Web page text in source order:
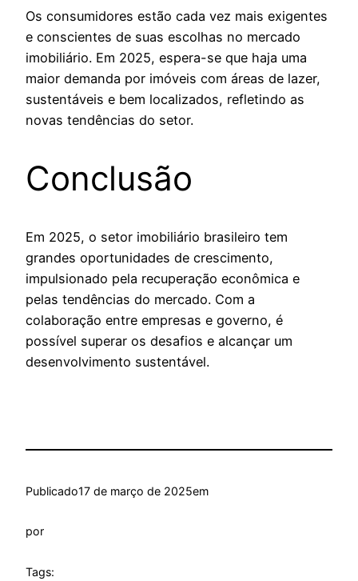
Os consumidores estão cada vez mais exigentes
e conscientes de suas escolhas no mercado
imobiliário. Em 2025, espera-se que haja uma
maior demanda por imóveis com áreas de lazer,
sustentáveis e bem localizados, refletindo as
novas tendências do setor.
Conclusão
Em 2025, o setor imobiliário brasileiro tem
grandes oportunidades de crescimento,
impulsionado pela recuperação econômica e
pelas tendências do mercado. Com a
colaboração entre empresas e governo, é
possível superar os desafios e alcançar um
desenvolvimento sustentável.
Publicado17 de março de 2025em
por
Tags: